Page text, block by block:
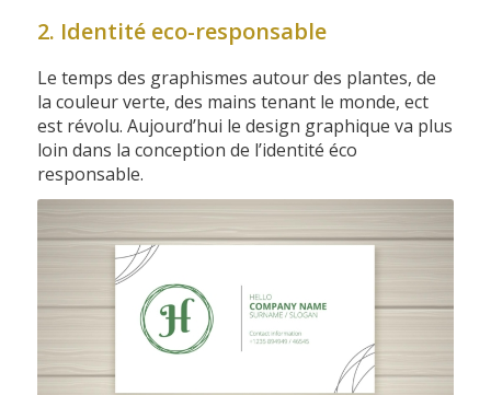
2. Identité eco-responsable
Le temps des graphismes autour des plantes, de
la couleur verte, des mains tenant le monde, ect
est révolu. Aujourd’hui le design graphique va plus
loin dans la conception de l’identité éco
responsable.